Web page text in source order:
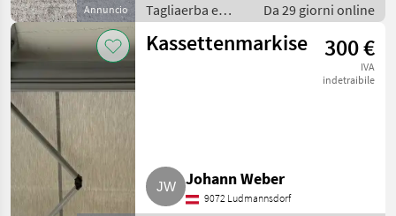
Annuncio
Tagliaerba e
macchine da
giardinaggio /
Da 29 giorni online
Kassettenmarkise 300 €
IVA
indetraibile
Johann Weber
9072 Ludmannsdorf